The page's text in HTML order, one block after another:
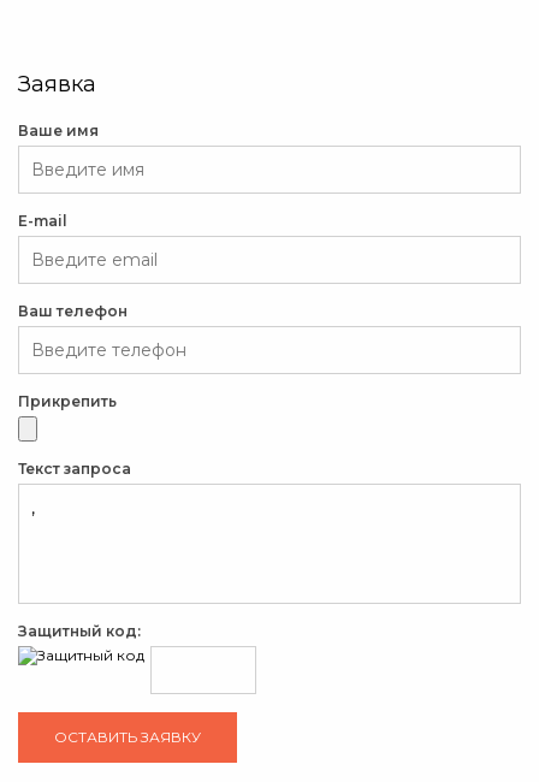
Заявка
Ваше имя
E-mail
Ваш телефон
Прикрепить
Текст запроса
Защитный код: